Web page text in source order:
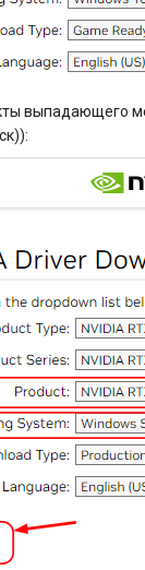
выпадающего